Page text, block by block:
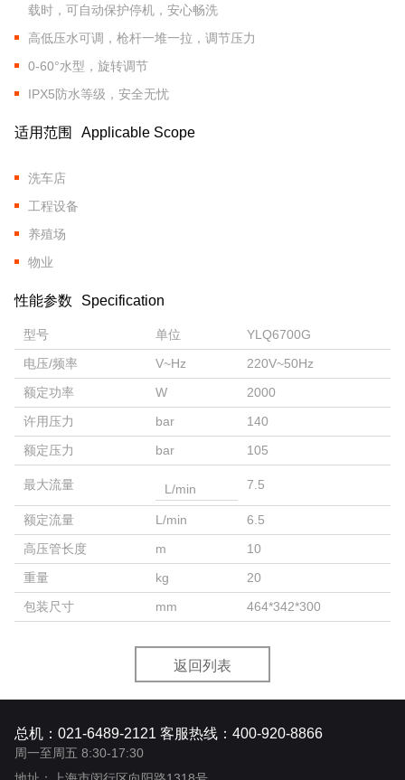
载时，可自动保护停机，安心畅洗
高低压水可调，枪杆一堆一拉，调节压力
0-60°水型，旋转调节
IPX5防水等级，安全无忧
适用范围 Applicable Scope
洗车店
工程设备
养殖场
物业
性能参数 Specification
型号 单位
YLQ6700G
电压/频率
V~Hz
220V~50Hz
额定功率
W
2000
许用压力
bar
140
额定压力
bar 105
最大流量 L/min 7.5
额定流量 L/min
6.5
高压管长度
m
10
重量
kg
20
包装尺寸
mm 464*342*300
返回列表
总机：021-6489-2121 客服热线：400-920-8866
周一至周五 8:30-17:30